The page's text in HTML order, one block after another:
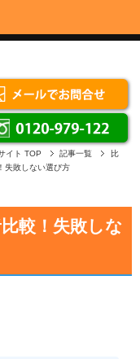
イト TOP 記事一覧
比
失敗しない選び方
較！失敗しな